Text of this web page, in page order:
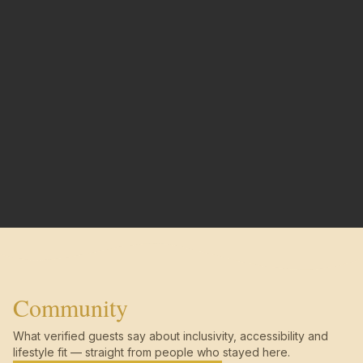
Community
What verified guests say about inclusivity, accessibility and
lifestyle fit — straight from people who stayed here.